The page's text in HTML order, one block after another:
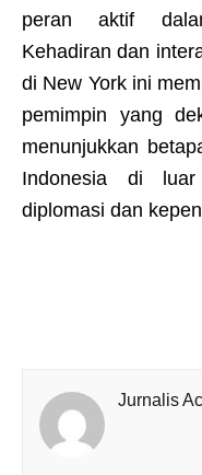
peran aktif
Kehadiran dan
di New York ini
pemimpin yang
menunjukkan
Indonesia di
diplomasi dan
Jurnalis